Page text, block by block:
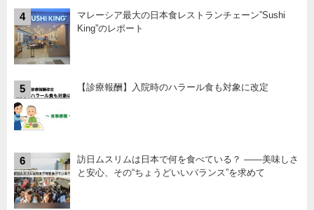
4
マレーシア最大の日本食レストランチェーン”Sushi
King”のレポート
5 【診療報酬】入院時のハラール食も対象に改定
6
訪日ムスリムは日本で何を食べている？ ――美味しさ
と安心、その“ちょうどいいバランス”を求めて